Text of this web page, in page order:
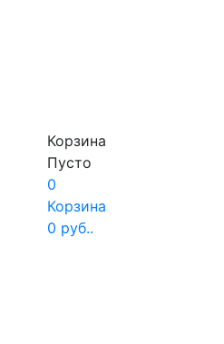
Корзина
Пусто
0
Корзина
0 руб..